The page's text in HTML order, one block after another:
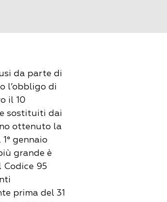
da parte di
l’obbligo di
il 10
sostituiti dai
ottenuto la
gennaio
grande è
95
prima del 31